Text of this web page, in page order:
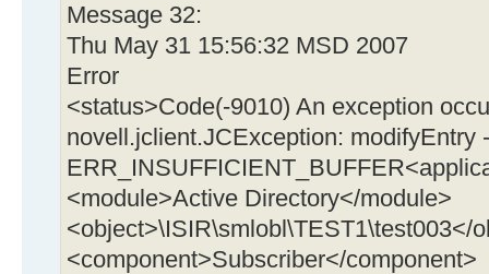
Message 32:
Thu May 31 15:56:32 MSD 2007
Error
<status>Code(-9010) An exception
novell.jclient.JCException: modifyEntry
<module>Active Directory</module>
<object>\ISIR\smlobl\TEST1\test003</
<component>Subscriber</component>